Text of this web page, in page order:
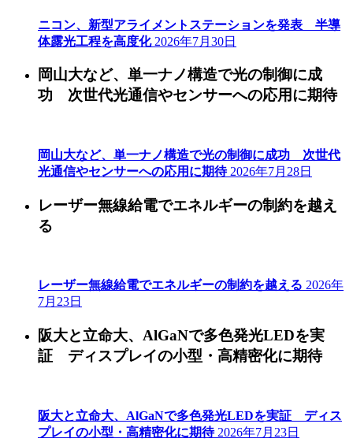
ニコン、新型アライメントステーションを発表 半導
体露光工程を高度化 2026年7月30日
岡山大など、単一ナノ構造で光の制御に成
功 次世代光通信やセンサーへの応用に期待
岡山大など、単一ナノ構造で光の制御に成功 次世代
光通信やセンサーへの応用に期待 2026年7月28日
レーザー無線給電でエネルギーの制約を越え
る
レーザー無線給電でエネルギーの制約を越える 2026年
7月23日
阪大と立命大、AlGaNで多色発光LEDを実
証 ディスプレイの小型・高精密化に期待
阪大と立命大、AlGaNで多色発光LEDを実証 ディス
プレイの小型・高精密化に期待 2026年7月23日